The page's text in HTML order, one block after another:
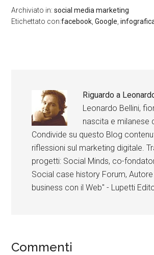
Archiviato in:social media marketing
Etichettato con:facebook ,Google ,
Riguardo a
Leonardo Bellini,
nascita e milanese
Condivide su questo Blog
riflessioni sul marketing digitale.
progetti: Social Minds, co-
Social case history Forum, Autore
business con il Web" - Lupetti
Commenti